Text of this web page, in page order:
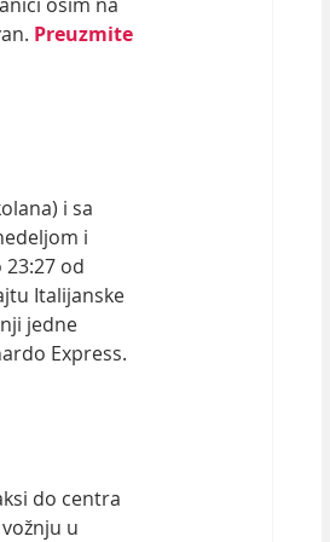
Preuzmite
i sa
i
od
Italijanske
jedne
Express.
do centra
u